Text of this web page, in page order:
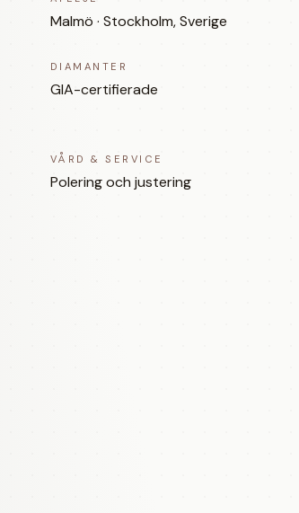
Malmö · Stockholm, Sverige
DIAMANTER
GIA-certifierade
VÅRD & SERVICE
Polering och justering